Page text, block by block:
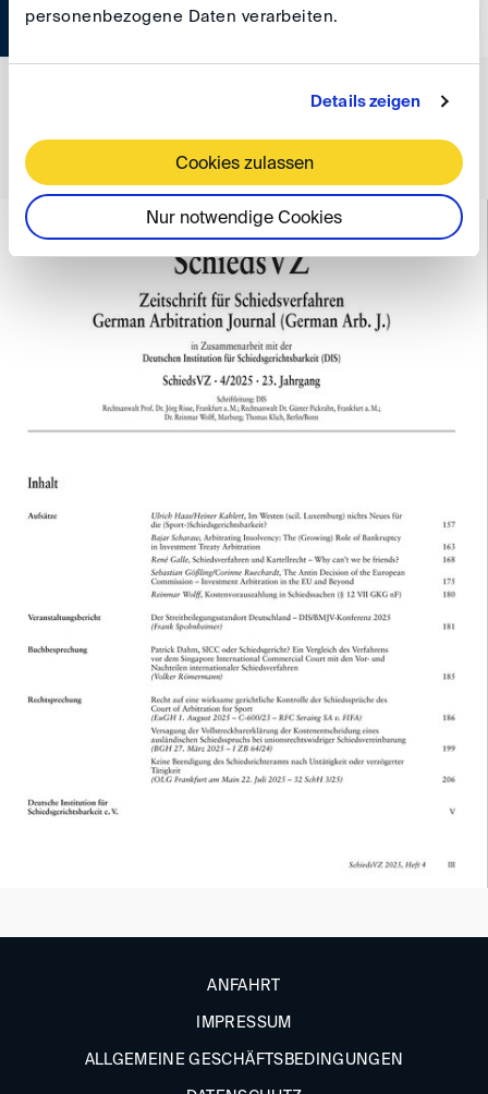
personenbezogene Daten verarbeiten.
Details zeigen
Cookies zulassen
Nur notwendige Cookies
ANFAHRT
IMPRESSUM
ALLGEMEINE GESCHÄFTSBEDINGUNGEN